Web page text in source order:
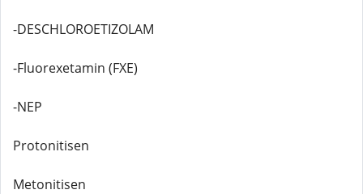
-DESCHLOROETIZOLAM
-Fluorexetamin (FXE)
-NEP
Protonitisen
Metonitisen